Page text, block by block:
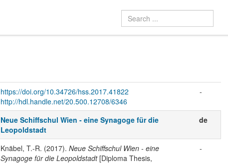
https://doi.org/10.34726/hss.2017.41822
http://hdl.handle.net/20.500.12708/6346
-
Neue Schiffschul Wien - eine Synagoge für die
Leopoldstadt
de
Knäbel, T.-R. (2017). Neue Schiffschul Wien - eine
Synagoge für die Leopoldstadt[Diploma Thesis,
-